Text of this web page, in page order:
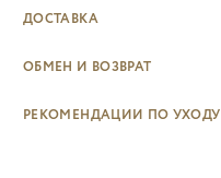
ДОСТАВКА
ОБМЕН И ВОЗВРАТ
РЕКОМЕНДАЦИИ ПО УХОДУ